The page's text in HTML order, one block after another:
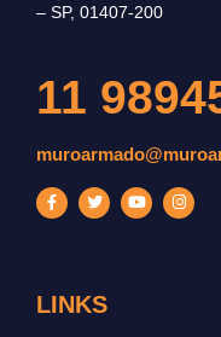
– SP, 01407-200
11
LINKS